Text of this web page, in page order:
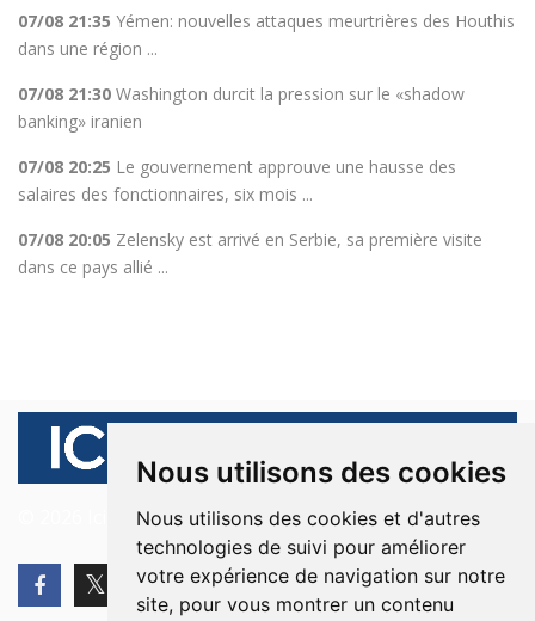
Nous utilisons des cookies
Nous utilisons des cookies et d'autres
technologies de suivi pour améliorer
votre expérience de navigation sur notre
site, pour vous montrer un contenu
07/08 21:35 Yémen: nouvelles attaques meurtrières des Houthis
dans une région ...
07/08 21:30 Washington durcit la pression sur le «shadow
banking» iranien
07/08 20:25 Le gouvernement approuve une hausse des
salaires des fonctionnaires, six mois ...
07/08 20:05 Zelensky est arrivé en Serbie, sa première visite
dans ce pays allié ...
© 2026 Ici Beyrouth. Tous les droits sont réservés.